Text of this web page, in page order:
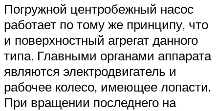
Погружной центробежный насос
работает по тому же принципу, что
и поверхностный агрегат данного
типа. Главными органами аппарата
являются электродвигатель и
рабочее колесо, имеющее лопасти.
При вращении последнего на